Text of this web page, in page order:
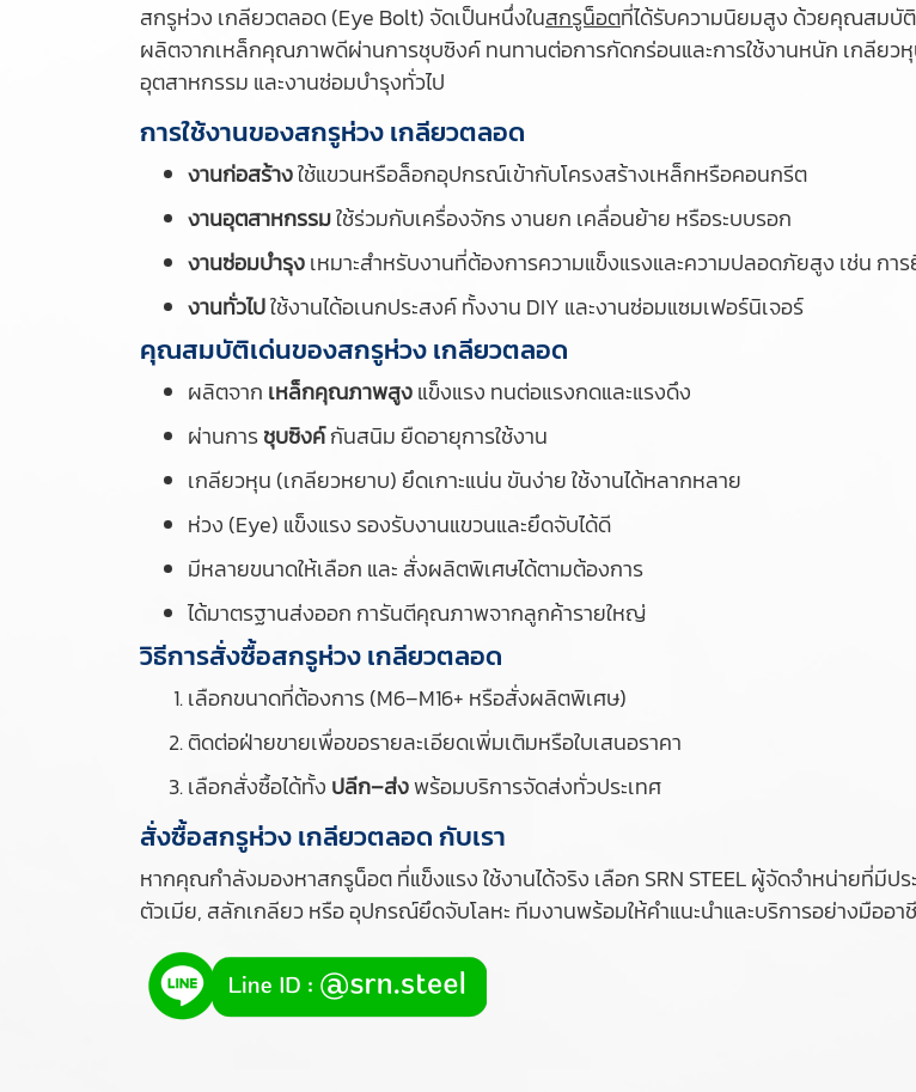
สกรูห่วง เกลียวตลอด (Eye Bolt) จัดเป็นหนึ่งในสกรูน็อตที่ได้รับความนิยมสูง ด้วยคุณสมบั
ผลิตจากเหล็กคุณภาพดีผ่านการชุบซิงค์ ทนทานต่อการกัดกร่อนและการใช้งานหนัก เกลียวหุ
อุตสาหกรรม และงานซ่อมบำรุงทั่วไป
การใช้งานของสกรูห่วง เกลียวตลอด
งานก่อสร้างใช้แขวนหรือล็อกอุปกรณ์เข้ากับโครงสร้างเหล็กหรือคอนกรีต
งานอุตสาหกรรมใช้ร่วมกับเครื่องจักร งานยก เคลื่อนย้าย หรือระบบรอก
งานซ่อมบำรุงเหมาะสำหรับงานที่ต้องการความแข็งแรงและความปลอดภัยสูง เช่น กา
งานทั่วไปใช้งานได้อเนกประสงค์ ทั้งงาน DIY และงานซ่อมแซมเฟอร์นิเจอร์
คุณสมบัติเด่นของสกรูห่วง เกลียวตลอด
ผลิตจาก เหล็กคุณภาพสูงแข็งแรง ทนต่อแรงกดและแรงดึง
ผ่านการชุบซิงค์กันสนิม ยืดอายุการใช้งาน
เกลียวหุน (เกลียวหยาบ) ยึดเกาะแน่น ขันง่าย ใช้งานได้หลากหลาย
ห่วง (Eye) แข็งแรง รองรับงานแขวนและยึดจับได้ดี
มีหลายขนาดให้เลือก และ สั่งผลิตพิเศษได้ตามต้องการ
ได้มาตรฐานส่งออก การันตีคุณภาพจากลูกค้ารายใหญ่
วิธีการสั่งซื้อสกรูห่วง เกลียวตลอด
เลือกขนาดที่ต้องการ (M6–M16+ หรือสั่งผลิตพิเศษ)
ติดต่อฝ่ายขายเพื่อขอรายละเอียดเพิ่มเติมหรือใบเสนอราคา
เลือกสั่งซื้อได้ทั้ง ปลีก–ส่งพร้อมบริการจัดส่งทั่วประเทศ
สั่งซื้อสกรูห่วง เกลียวตลอด กับเรา
หากคุณกำลังมองหาสกรูน็อต ที่แข็งแรง ใช้งานได้จริง เลือก SRN STEEL ผู้จัดจำหน่ายที่มี
ตัวเมีย, สลักเกลียว หรือ อุปกรณ์ยึดจับโลหะ ทีมงานพร้อมให้คำแนะนำและบริการอย่างมืออา